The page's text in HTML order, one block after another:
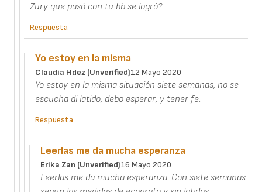
Zury que pasó con tu bb se logró?
Respuesta
Yo estoy en la misma
Claudia Hdez (unverified)12 Mayo 2020
Yo estoy en la misma situación siete semanas, no se
escucha di latido, debo esperar, y tener fe.
Respuesta
Leerlas me da mucha esperanza
Erika Zan (unverified)16 Mayo 2020
Leerlas me da mucha esperanza. Con siete semanas